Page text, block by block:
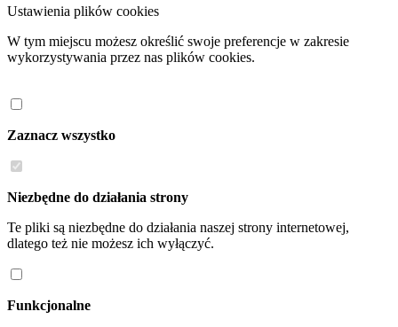
Ustawienia plików cookies
W tym miejscu możesz określić swoje preferencje w zakresie
wykorzystywania przez nas plików cookies.
Zaznacz wszystko
Niezbędne do działania strony
Te pliki są niezbędne do działania naszej strony internetowej,
dlatego też nie możesz ich wyłączyć.
Funkcjonalne